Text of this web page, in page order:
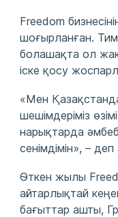
Freedom
шоғырланған.
болашақта ол
іске қосу
«Мен
шешімдеріміз
нарықтарда
сенімдімін», –
Өткен жылы
айтарлықтай
бағыттар ашты,